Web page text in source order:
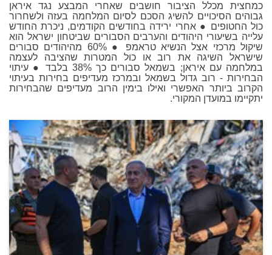
כמחצית מכלל הציבור חושבים שאחרי המבצע נגד איראן
גבוהים הסיכויים להשיג הסכם לסיום המלחמה בעזה ולשחרור
כול החטופים ● אחרי ירידה בחודשים הקודמים, ניכרת החודש
עלייה בשיעורי היהודים והערבים הסבורים שביטחון ישראל הוא
שיקול מרכזי אצל הנשיא טראמפ ● 60% מהיהודים סבורים
שישראל השיגה את רוב או כול המטרות שהציבה לעצמה
במלחמה עם איראן; בשמאל סבורים כך 38% בלבד ● עיתוי
הבחירות - רוב גדול בשמאל ובמרכז מעדיפים בחירות בעיתוי
הקרוב ביותר האפשרי ואילו בימין הרוב מעדיפים שהבחירות
יתקיימו במועדן המקורי.